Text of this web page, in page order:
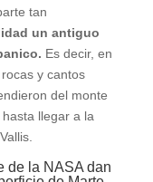
tan
un antiguo
Es decir, en
y cantos
del monte
llegar a la
de la NASA dan